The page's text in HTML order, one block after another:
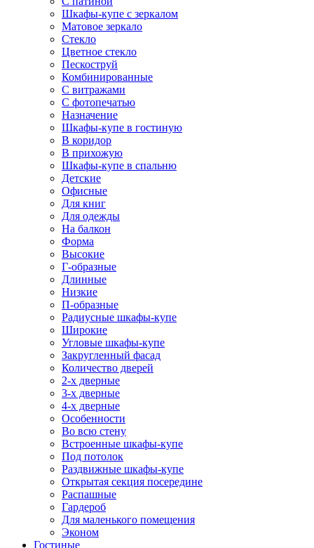
Шкафы-купе с зеркалом
Матовое зеркало
Стекло
Цветное стекло
Пескоструй
Комбинированные
С витражами
С фотопечатью
Назначение
Шкафы-купе в гостиную
В коридор
В прихожую
Шкафы-купе в спальню
Детские
Офисные
Для книг
Для одежды
На балкон
Форма
Высокие
Г-образные
Длинные
Низкие
П-образные
Радиусные шкафы-купе
Широкие
Угловые шкафы-купе
Закругленный фасад
Количество дверей
2-х дверные
3-х дверные
4-х дверные
Особенности
Во всю стену
Встроенные шкафы-купе
Под потолок
Раздвижные шкафы-купе
Открытая секция посередине
Распашные
Гардероб
Для маленького помещения
Эконом
Гостиные